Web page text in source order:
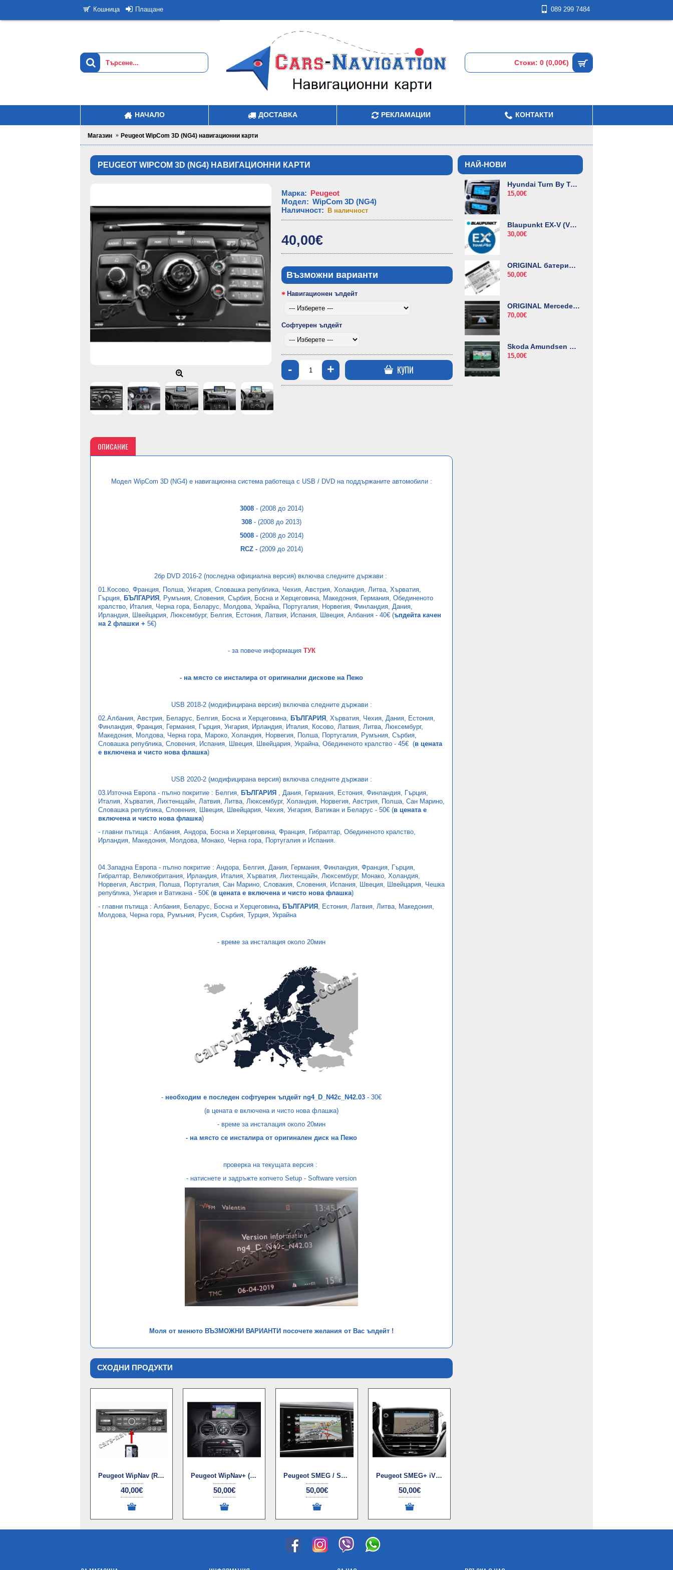
Кошница Плащане 089 299 7484
Стоки: 0 (0,00€)
НАЧАЛО ДОСТАВКА РЕКЛАМАЦИИ КОНТАКТИ
Магазин Peugeot WipCom 3D (NG4) навигационни карти
НАЙ-НОВИ
Hyundai Turn By Turn диск за навигация
15,00€
Blaupunkt EX-V (VX) диск за навигация
30,00€
ORIGINAL батерии HJS100 за навигационен модул Becker Map Pilot
50,00€
ORIGINAL Mercedes DVD Audio 50 NTG2.5
70,00€
Skoda Amundsen CD диск за навигация
15,00€
PEUGEOT WIPCOM 3D (NG4) НАВИГАЦИОННИ КАРТИ
Марка: Peugeot
Модел: WipCom 3D (NG4)
Наличност: В наличност
40,00€
Възможни варианти
Навигационен ъпдейт
Софтуерен ъпдейт
- + КУПИ
ОПИСАНИЕ
Модел WipCom 3D (NG4) e навигационна система работеща с USB / DVD на поддържаните автомобили :
3008- (2008 до 2014)
308 - (2008 до 2013)
5008 - (2008 до 2014)
RCZ -(2009 до 2014)
2бр DVD 2016-2 (последна официална версия) включва следните държави :
01.Косово, Франция, Полша, Унгария, Словашка република, Чехия, Австрия, Холандия, Литва, Хърватия,
Гърция, БЪЛГАРИЯ , Румъния, Словения, Сърбия, Босна и Херцеговина, Македония, Германия, Обединеното
кралство, Италия, Черна гора, Беларус, Молдова, Украйна, Португалия, Норвегия, Финландия, Дания,
Ирландия, Швейцария, Люксембург, Белгия, Естония, Латвия, Испания, Швеция, Албания - 40€ (ъпдейта качен
на 2 флашки + 5€)
- за повече информация ТУК
- на място се инсталира от оригинални дискове на Пежо
USB 2018-2 (модифицирана версия) включва следните държави :
02.Албания, Австрия, Беларус, Белгия, Босна и Херцеговина, БЪЛГАРИЯ , Хърватия, Чехия, Дания, Естония,
Финландия, Франция, Германия, Гърция, Унгария, Ирландия, Италия, Косово, Латвия, Литва, Люксембург,
Македония, Молдова, Черна гора, Мароко, Холандия, Норвегия, Полша, Португалия, Румъния, Сърбия,
Словашка република, Словения, Испания, Швеция, Швейцария, Украйна, Обединеното кралство - 45€ (в цената
е включена и чисто нова флашка)
USB 2020-2 (модифицирана версия) включва следните държави :
03.Източна Европа - пълно покритие : Белгия, БЪЛГАРИЯ , Дания, Германия, Естония, Финландия, Гърция,
Италия, Хърватия, Лихтенщайн, Латвия, Литва, Люксембург, Холандия, Норвегия, Австрия, Полша, Сан Марино,
Словашка република, Словения, Швеция, Швейцария, Чехия, Унгария, Ватикан и Беларус - 50€ (в цената е
включена и чисто нова флашка)
- главни пътища : Албания, Андора, Босна и Херцеговина, Франция, Гибралтар, Обединеното кралство,
Ирландия, Македония, Молдова, Монако, Черна гора, Португалия и Испания.
04.Западна Европа - пълно покритие : Андора, Белгия, Дания, Германия, Финландия, Франция, Гърция,
Гибралтар, Великобритания, Ирландия, Италия, Хърватия, Лихтенщайн, Люксембург, Монако, Холандия,
Норвегия, Австрия, Полша, Португалия, Сан Марино, Словакия, Словения, Испания, Швеция, Швейцария, Чешка
република, Унгария и Ватикана - 50€ (в цената е включена и чисто нова флашка)
- главни пътища : Албания, Беларус, Босна и Херцеговина, БЪЛГАРИЯ , Естония, Латвия, Литва, Македония,
Молдова, Черна гора, Румъния, Русия, Сърбия, Турция, Украйна
- време за инсталация около 20мин
- необходим е последен софтуерен ъпдейт ng4_D_N42c_N42.03 - 30€
(в цената е включена и чисто нова флашка)
- време за инсталация около 20мин
- на място се инсталира от оригинален диск на Пежо
проверка на текущата версия :
- натиснете и задръжте копчето Setup - Software version
Моля от менюто ВЪЗМОЖНИ ВАРИАНТИ посочете желания от Вас ъпдейт !
СХОДНИ ПРОДУКТИ
Peugeot WipNav (RNEG) навигационни карти
40,00€
Peugeot WipNav+ (RT6) навигационни ъпдейти
50,00€
Peugeot SMEG / SMEG+ iV1 навигационен ъпдейт
50,00€
Peugeot SMEG+ iV2 ъпдейт на навигация
50,00€